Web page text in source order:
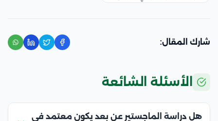
شارك المقال:
الأسئلة الشائعة
هل دراسة الماجستير عن بعد يكون معتمد في